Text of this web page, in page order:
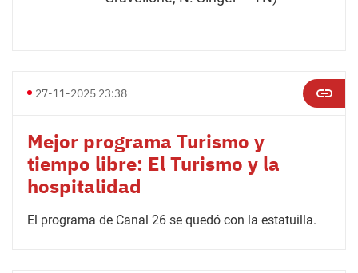
27-11-2025 23:38
Mejor programa Turismo y
tiempo libre: El Turismo y la
hospitalidad
El programa de Canal 26 se quedó con la estatuilla.